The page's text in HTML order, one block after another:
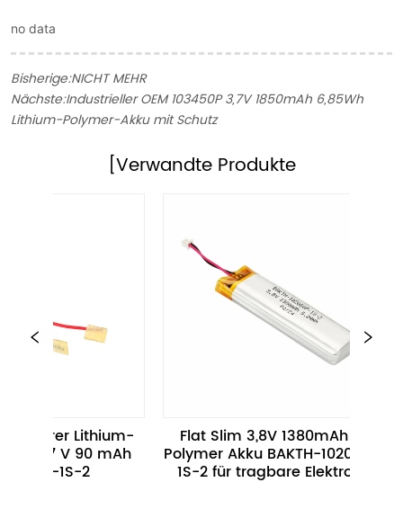
no data
Bisherige:NICHT MEHR
Nächste:Industrieller OEM 103450P 3,7V 1850mAh 6,85Wh
Lithium-Polymer-Akku mit Schutz
[Verwandte Produkte
Flat Slim 3,8V 1380mAh Li-
Polymer Akku BAKTH-102060P-
1S-2 für tragbare Elektronik
455668-